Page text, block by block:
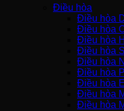
Điều hòa
Điều hòa
Điều hòa
Điều hòa
Điều hòa
Điều hòa
Điều hòa
Điều hòa
Điều hòa
Điều hòa